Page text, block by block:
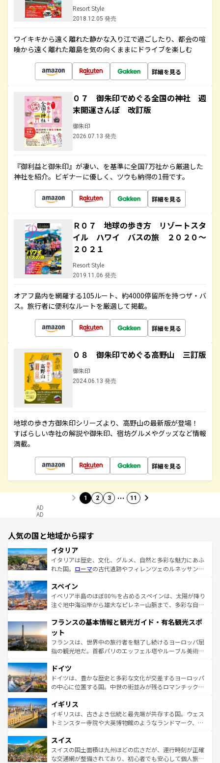
Resort Style
2018.12.05 発売
ワイキキから遠く離れた静かな入り江で過ごしたり、都会の喧
噪から遠く離れた離島を気の向くままにドライブを楽しむ
詳細を見る
０７ 御朱印でめぐる全国の神社 週
末開運さんぽ 改訂版
御朱印
2026.07.13 発売
『御利益と御朱印』が凄い、を基準に全国7万社から厳選した
神社を紹介。ビギナーに優しく、ツウも納得の1冊です。
詳細を見る
Ｒ０７ 地球の歩き方 リゾートスタ
イル ハワイ バスの旅 ２０２０～
２０２１
Resort Style
2019.11.06 発売
オアフ島内を網羅する105ルート、約4000停留所を持つザ・バ
ス。旅行者に便利なルートを厳選して掲載。
詳細を見る
０８ 御朱印でめぐる高野山 三訂版
御朱印
2024.06.13 発売
地球の歩き方御朱印シリーズより、高野山の最新版が登場！
すばらしい寺社の解説や御朱印、宿坊グルメやグッズなど情報
満載。
詳細を見る
1 2 3 … 11
AD
AD
人気の国と地域から探す
イタリア
イタリアは歴史、文化、グルメ、自然と多彩な魅力にあふ
れた国。 ローマの古代遺跡やフィレンツェのルネッサンス
ろん、トスカーナの美しい田園風景やアマルフィ海岸の絶
景など、自然景観も見逃せない。観光の合間には、本場の
ピザやパスタなど、絶品のイタリア料理を堪能することも
ませてくれるイタリアで、忘れられない旅をしてみよう！
なお、新着のイタリア情報は
しい。
スペイン
イベリア半島のほぼ80％を占めるスペインは、太陽が降り
注ぐ地中海沿岸から雄大なピレネー山脈まで、多彩な自然
文化が根付くこの国では、情熱的なフラメンコ、熱気あふ
れる闘牛、そして美味しいタパスが生活の一部となってい
る。首都マドリードの洗練された雰囲気や、バルセロナの
アートに溢れた街角から、地方では古代ローマ遺跡や中世
せる。地方によって風土や気候が異なるスペインはその個
性で訪れる人を魅了する。 なお、新着のスペイン情報は コ
ンテンツ一覧を参照してほしい。
フランスの基本情報と観光ガイド・有名観光スポ
ット
フランスは、世界中の旅行者を魅了し続けるヨーロッパ屈
指の観光地だ。首都パリのエッフェル塔やルーブル美術館
で、幅広い魅力が詰まっている。華麗な宮殿、歴史的な大
聖堂、美しいビーチ、そして豊かな自然が、訪れる者を心
から魅了する。また、フランスは美食の国としても知ら
いる。シャンパンの発祥地であるランス、プロヴァンスの
香り高いラベンダー畑など、多彩な楽しみ方が可能だ。さ
らに、パリ以外の地域にも魅力が溢れており、どの街角に
れる地方に足を運ぶとそれぞれで全く異なる文化を体験で
きるだろう。 なお、新着のフランス情報はコンテンツ一覧
を参照してほしい。
ドイツ
ドイツは、豊かな歴史と多彩な文化が交差するヨーロッパ
の中心に位置する国。中世の街並みが残るロマンチック街
顔を持つこの国は、どこを歩いても飽きることがない。ベ
ルリンの文化的活気、バイエルン州のアルプスの絶景、そ
してライン川沿いのワイン畑といった風景は必見。ビール
は、お酒好きな人にはぜひ体験してほしい。 なお、新着の
ドイツ情報はコンテンツ一覧を参照してほしい。
イギリス
イギリスは、古きよき伝統と最先端が共存する国。ウェス
トミンスター寺院や大英博物館のようなランドマーク、歴
リアごとに異なる魅力がある。また、優雅なアフタヌーン
ティー、ビール好きにはたまらない英国パブ、サッカー観
戦など、本場だからこそできる体験も豊富。イギリスを旅
スイス
スイスの国土面積は九州ほどの広さだが、運行時刻が正確
な交通網が整備されており、初心者でも安心して個人旅行